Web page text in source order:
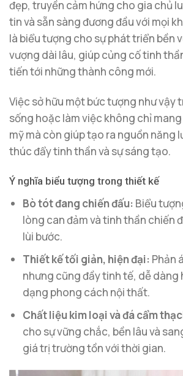
đẹp, truyền cảm hứng cho gia chủ
tin và sẵn sàng đương đầu với mọi
là biểu tượng cho sự phát triển bền
vượng dài lâu, giúp củng cố tinh
tiến tới những thành công mới.
Việc sở hữu một bức tượng như vậy
sống hoặc làm việc không chỉ
mỹ mà còn giúp tạo ra nguồn năng
thúc đẩy tinh thần và sự sáng tạo.
Ý nghĩa biểu tượng trong thiết kế
Bò tót đang chiến đấu: Biểu
lòng can đảm và tinh thần chiến
lùi bước.
Thiết kế tối giản, hiện đại: Phản
nhưng cũng đầy tinh tế, dễ dàng
dạng phong cách nội thất.
Chất liệu kim loại và đá cẩm
cho sự vững chắc, bền lâu và
giá trị trường tồn với thời gian.